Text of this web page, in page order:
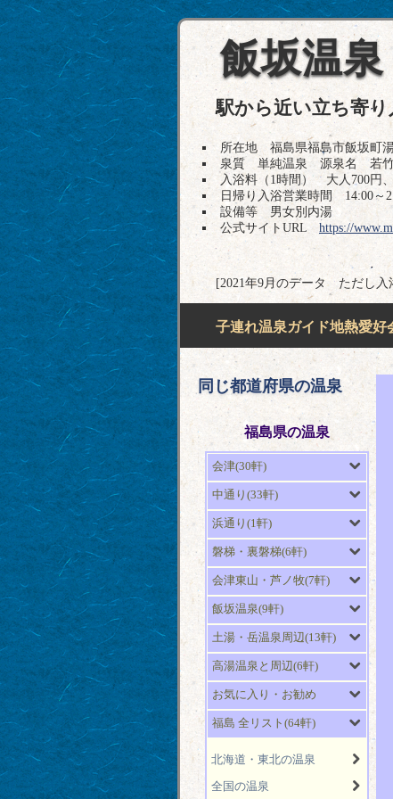
飯坂温
駅から近い立ち寄
所在地 福島県福島市飯坂町
泉質 単純温泉 源泉名 若竹
入浴料（1時間） 大人700円
日帰り入浴営業時間 14:00～
設備等 男女別内湯
公式サイトURL https://
[2021年9月のデータ ただし入
子連れ温泉ガイド地熱愛好
同じ都道府県の温泉